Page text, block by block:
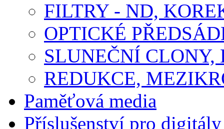
FILTRY - ND,
OPTICKÉ
SLUNEČNÍ
REDUKCE,
Paměťová media
Příslušenství pro digitály